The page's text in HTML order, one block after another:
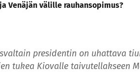
Venäjän välille rauhansopimus?
presidentin on uhattava
tukea Kiovalle taivutellakseen